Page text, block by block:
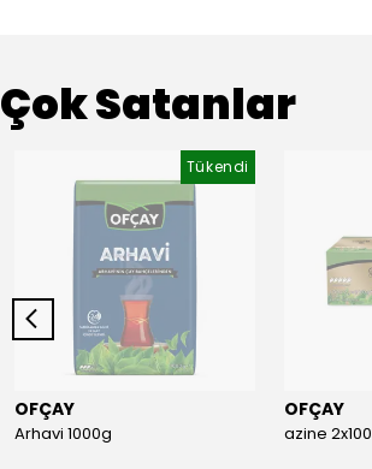
Çok Satanlar
Tükendi
OFÇAY
Arhavi 1000g
OFÇAY
azine 2x100